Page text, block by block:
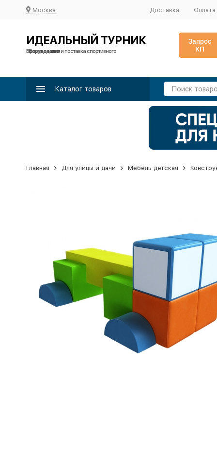
Москва Доставка Оплата
ИДЕАЛЬНЫЙ ТУРНИК
Производство и поставка спортивного оборудования
Запрос
КП
Каталог товаров
Главная Для улицы и дачи Мебель детская